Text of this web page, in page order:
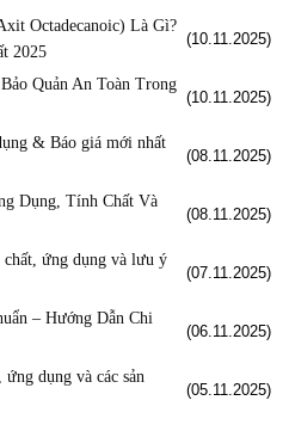
Octadecanoic) Là Gì?
2025
(10.11.2025)
Quản An Toàn Trong
(10.11.2025)
& Báo giá mới nhất
(08.11.2025)
Dụng, Tính Chất Và
(08.11.2025)
ứng dụng và lưu ý
(07.11.2025)
– Hướng Dẫn Chi
(06.11.2025)
dụng và các sản
(05.11.2025)